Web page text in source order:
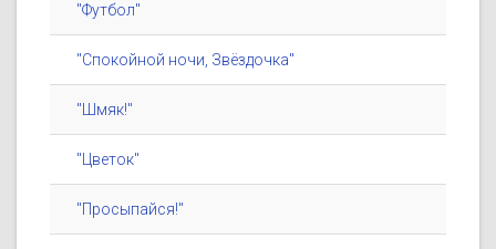
"Футбол"
"Спокойной ночи, Звёздочка"
"Шмяк!"
"Цветок"
"Просыпайся!"